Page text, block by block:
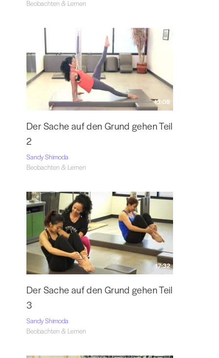
Beobachten & Lernen
13:08
Der Sache auf den Grund gehen Teil
2
Sandy Shimoda
Beobachten & Lernen
17:32
Der Sache auf den Grund gehen Teil
3
Sandy Shimoda
Beobachten & Lernen